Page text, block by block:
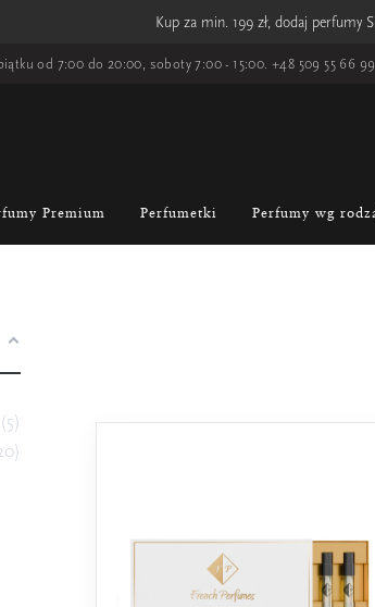
Kup za min. 199 zł, dodaj perfumy
od 7:00 do 20:00, soboty 7:00 - 15:00. +48 509 55 66 99
Premium Perfumetki Perfumy wg
5